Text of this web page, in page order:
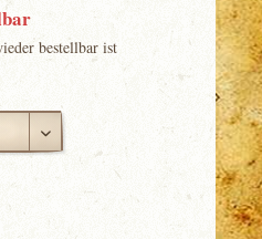
bestellbar ist